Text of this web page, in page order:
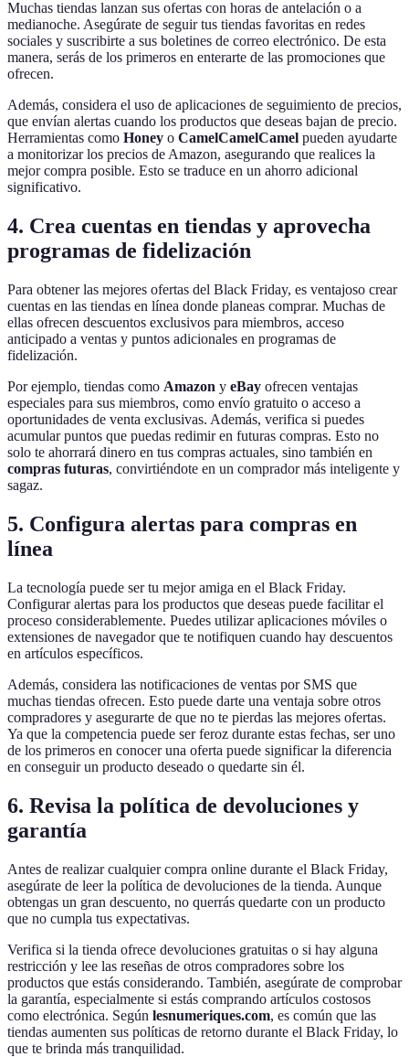
Muchas tiendas lanzan sus ofertas con horas de antelación o a
medianoche. Asegúrate de seguir tus tiendas favoritas en redes
sociales y suscribirte a sus boletines de correo electrónico. De esta
manera, serás de los primeros en enterarte de las promociones que
ofrecen.
Además, considera el uso de aplicaciones de seguimiento de precios,
que envían alertas cuando los productos que deseas bajan de precio.
Herramientas como Honey o CamelCamelCamel pueden ayudarte
a monitorizar los precios de Amazon, asegurando que realices la
mejor compra posible. Esto se traduce en un ahorro adicional
significativo.
4. Crea cuentas en tiendas y aprovecha
programas de fidelización
Para obtener las mejores ofertas del Black Friday, es ventajoso crear
cuentas en las tiendas en línea donde planeas comprar. Muchas de
ellas ofrecen descuentos exclusivos para miembros, acceso
anticipado a ventas y puntos adicionales en programas de
fidelización.
Por ejemplo, tiendas como Amazon y eBay ofrecen ventajas
especiales para sus miembros, como envío gratuito o acceso a
oportunidades de venta exclusivas. Además, verifica si puedes
acumular puntos que puedas redimir en futuras compras. Esto no
solo te ahorrará dinero en tus compras actuales, sino también en
compras futuras, convirtiéndote en un comprador más inteligente y
sagaz.
5. Configura alertas para compras en
línea
La tecnología puede ser tu mejor amiga en el Black Friday.
Configurar alertas para los productos que deseas puede facilitar el
proceso considerablemente. Puedes utilizar aplicaciones móviles o
extensiones de navegador que te notifiquen cuando hay descuentos
en artículos específicos.
Además, considera las notificaciones de ventas por SMS que
muchas tiendas ofrecen. Esto puede darte una ventaja sobre otros
compradores y asegurarte de que no te pierdas las mejores ofertas.
Ya que la competencia puede ser feroz durante estas fechas, ser uno
de los primeros en conocer una oferta puede significar la diferencia
en conseguir un producto deseado o quedarte sin él.
6. Revisa la política de devoluciones y
garantía
Antes de realizar cualquier compra online durante el Black Friday,
asegúrate de leer la política de devoluciones de la tienda. Aunque
obtengas un gran descuento, no querrás quedarte con un producto
que no cumpla tus expectativas.
Verifica si la tienda ofrece devoluciones gratuitas o si hay alguna
restricción y lee las reseñas de otros compradores sobre los
productos que estás considerando. También, asegúrate de comprobar
la garantía, especialmente si estás comprando artículos costosos
como electrónica. Según lesnumeriques.com, es común que las
tiendas aumenten sus políticas de retorno durante el Black Friday, lo
que te brinda más tranquilidad.